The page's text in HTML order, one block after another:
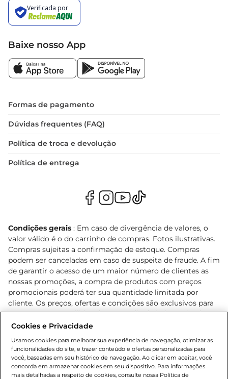
Baixe nosso App
Formas de pagamento
Dúvidas frequentes (FAQ)
Política de troca e devolução
Política de entrega
Condições gerais : Em caso de divergência de valores, o
valor válido é o do carrinho de compras. Fotos ilustrativas.
Compras sujeitas a confirmação de estoque. Compras
podem ser canceladas em caso de suspeita de fraude. A fim
de garantir o acesso de um maior número de clientes as
nossas promoções, a compra de produtos com preços
promocionais poderá ter sua quantidade limitada por
cliente. Os preços, ofertas e condições são exclusivos para
o e-commerce e válidos durante o dia de hoje, podendo
sofrer alterações sem prévia notificação. Proibida a venda
Lei n.º 8069/90, art. 81, inciso II (Estatuto da Criança e do
Adolescente). Preços e condições exclusivos para o
www.bretas.com.br, podendo sofrer alterações sem aviso
Cookies e Privacidade
Usamos cookies para melhorar sua experiência de navegação, otimizar as
funcionalidades do site, e trazer conteúdo e ofertas personalizadas para
você, baseadas em seu histórico de navegação. Ao clicar em aceitar, você
concorda em armazenar cookies em seu dispositivo. Para informações
mais detalhadas a respeito de cookies, consulte nossa Política de